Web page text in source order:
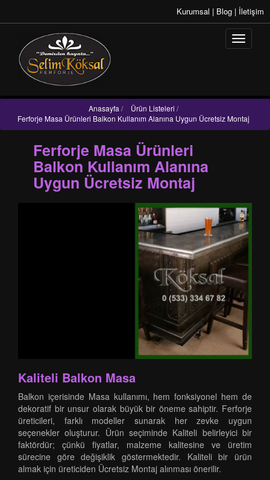
Kurumsal | Blog | İletişim
Anasayfa / Ürün Listeleri /
Ferforje Masa Ürünleri Balkon Kullanım Alanına Uygun Ücretsiz Montaj
Ferforje Masa Ürünleri
Balkon Kullanım Alanına
Uygun Ücretsiz Montaj
Kaliteli Balkon Masa
Balkon içerisinde Masa kullanımı, hem fonksiyonel hem de
dekoratif bir unsur olarak büyük bir öneme sahiptir. Ferforje
üreticileri, farklı modeller sunarak her zevke uygun
seçenekler oluşturur. Ürün seçiminde Kaliteli belirleyici bir
faktördür; çünkü fiyatlar, malzeme kalitesine ve üretim
sürecine göre değişiklik göstermektedir. Kaliteli bir ürün
almak için üreticiden Ücretsiz Montaj alınması önerilir.